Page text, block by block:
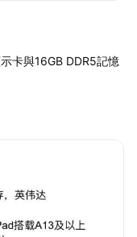
卡與16GB DDR5記憶